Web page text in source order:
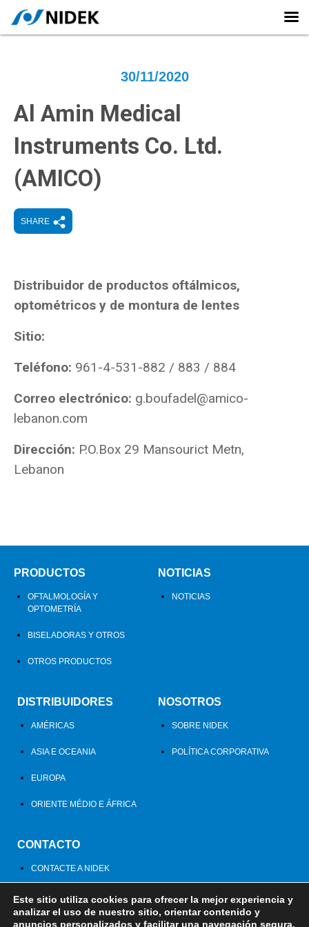
30/11/2020
Al Amin Medical
Instruments Co. Ltd.
(AMICO)
SHARE
Distribuidor de productos oftálmicos,
optométricos y de montura de lentes
Sitio:
Teléfono: 961-4-531-882 / 883 / 884
Correo electrónico: g.boufadel@amico-
lebanon.com
Dirección: P.O.Box 29 Mansourict Metn,
Lebanon
PRODUCTOS
OFTALMOLOGÍA Y
OPTOMETRÍA
BISELADORAS Y OTROS
OTROS PRODUCTOS
NOTICIAS
NOTICIAS
DISTRIBUIDORES
AMÉRICAS
ASIA E OCEANIA
EUROPA
ORIENTE MÉDIO E ÁFRICA
NOSOTROS
SOBRE NIDEK
POLÍTICA CORPORATIVA
CONTACTO
CONTACTE A NIDEK
Este sitio utiliza cookies para ofrecer la mejor experiencia y
analizar el uso de nuestro sitio, orientar contenido y
anuncios personalizados y facilitar una navegación segura.